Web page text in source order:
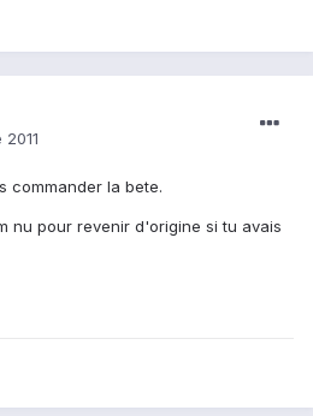
commander la bete.
nu pour revenir d'origine si tu avais